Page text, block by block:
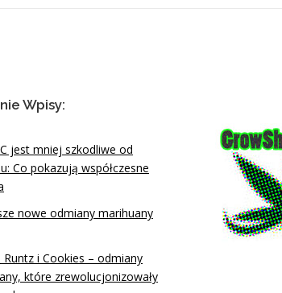
Wpisy:
jest mniej szkodliwe od
Co pokazują współczesne
nowe odmiany marihuany
Runtz i Cookies – odmiany
które zrewolucjonizowały